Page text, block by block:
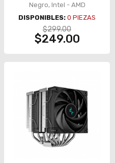
Negro, Intel - AMD
DISPONIBLES: 0 PIEZAS
$299.00
$249.00